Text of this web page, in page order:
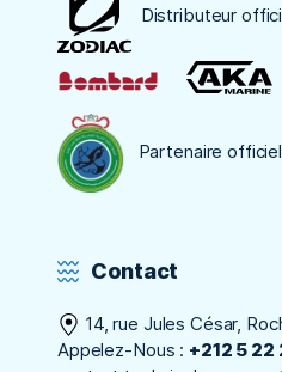
Distributeur
Partenaire
Contact
14, rue Jules César,
Appelez-Nous : +212 5 22